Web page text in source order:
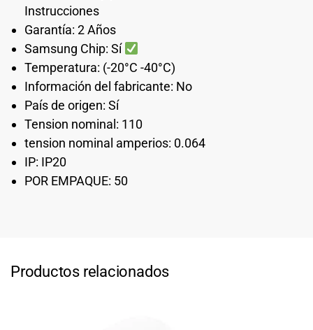
Instrucciones
Garantía: 2 Años
Samsung Chip: Sí
Temperatura: (-20°C -40°C)
Información del fabricante: No
País de origen: Sí
Tension nominal: 110
tension nominal amperios: 0.064
IP: IP20
POR EMPAQUE: 50
Productos relacionados